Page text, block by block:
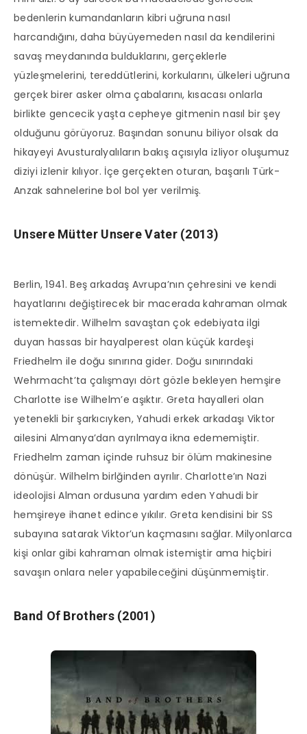
bedenlerin kumandanların kibri uğruna nasıl
harcandığını, daha büyüyemeden nasıl da kendilerini
savaş meydanında bulduklarını, gerçeklerle
yüzleşmelerini, tereddütlerini, korkularını, ülkeleri uğruna
gerçek birer asker olma çabalarını, kısacası onlarla
birlikte gencecik yaşta cepheye gitmenin nasıl bir şey
olduğunu görüyoruz. Başından sonunu biliyor olsak da
hikayeyi Avusturalyalıların bakış açısıyla izliyor oluşumuz
diziyi izlenir kılıyor. İçe gerçekten oturan, başarılı Türk-
Anzak sahnelerine bol bol yer verilmiş.
Unsere Mütter Unsere Vater (2013)
Berlin, 1941. Beş arkadaş Avrupa’nın çehresini ve kendi
hayatlarını değiştirecek bir macerada kahraman olmak
istemektedir. Wilhelm savaştan çok edebiyata ilgi
duyan hassas bir hayalperest olan küçük kardeşi
Friedhelm ile doğu sınırına gider. Doğu sınırındaki
Wehrmacht’ta çalışmayı dört gözle bekleyen hemşire
Charlotte ise Wilhelm’e aşıktır. Greta hayalleri olan
yetenekli bir şarkıcıyken, Yahudi erkek arkadaşı Viktor
ailesini Almanya’dan ayrılmaya ikna edememiştir.
Friedhelm zaman içinde ruhsuz bir ölüm makinesine
dönüşür. Wilhelm birlğinden ayrılır. Charlotte’ın Nazi
ideolojisi Alman ordusuna yardım eden Yahudi bir
hemşireye ihanet edince yıkılır. Greta kendisini bir SS
subayına satarak Viktor’un kaçmasını sağlar. Milyonlarca
kişi onlar gibi kahraman olmak istemiştir ama hiçbiri
savaşın onlara neler yapabileceğini düşünmemiştir.
Band Of Brothers (2001)